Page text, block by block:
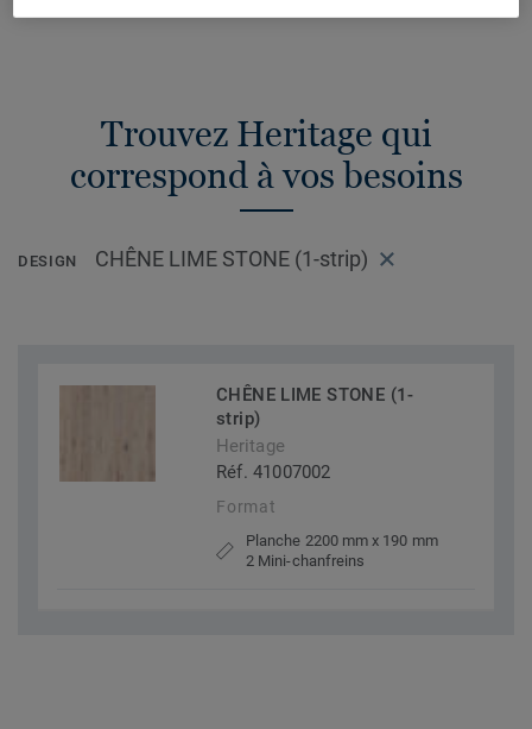
Trouvez Heritage qui
correspond à vos besoins
DESIGN CHÊNE LIME STONE (1-strip)
CHÊNE LIME STONE (1-
strip)
Heritage
Réf. 41007002
Format
Planche 2200 mm x 190 mm
2 Mini-chanfreins